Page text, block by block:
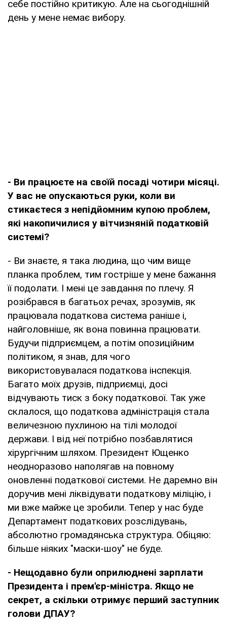
себе постійно критикую. Але на сьогоднішній
день у мене немає вибору.
- Ви працюєте на своїй посаді чотири місяці.
У вас не опускаються руки, коли ви
стикаєтеся з непідйомним купою проблем,
які накопичилися у вітчизняній податковій
системі?
- Ви знаєте, я така людина, що чим вище
планка проблем, тим гостріше у мене бажання
її подолати. І мені це завдання по плечу. Я
розібрався в багатьох речах, зрозумів, як
працювала податкова система раніше і,
найголовніше, як вона повинна працювати.
Будучи підприємцем, а потім опозиційним
політиком, я знав, для чого
використовувалася податкова інспекція.
Багато моїх друзів, підприємці, досі
відчувають тиск з боку податкової. Так уже
склалося, що податкова адміністрація стала
величезною пухлиною на тілі молодої
держави. І від неї потрібно позбавлятися
хірургічним шляхом. Президент Ющенко
неодноразово наполягав на повному
оновленні податкової системи. Не даремно він
доручив мені ліквідувати податкову міліцію, і
ми вже майже це зробили. Тепер у нас буде
Департамент податкових розслідувань,
абсолютно громадянська структура. Обіцяю:
більше ніяких "маски-шоу" не буде.
- Нещодавно були оприлюднені зарплати
Президента і прем'єр-міністра. Якщо не
секрет, а скільки отримує перший заступник
голови ДПАУ?